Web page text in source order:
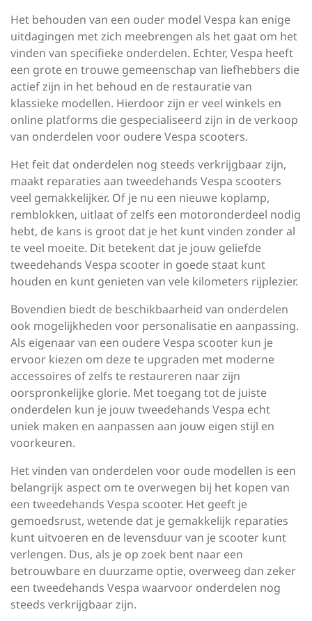
Het behouden van een ouder model Vespa kan enige
uitdagingen met zich meebrengen als het gaat om het
vinden van specifieke onderdelen. Echter, Vespa heeft
een grote en trouwe gemeenschap van liefhebbers die
actief zijn in het behoud en de restauratie van
klassieke modellen. Hierdoor zijn er veel winkels en
online platforms die gespecialiseerd zijn in de verkoop
van onderdelen voor oudere Vespa scooters.
Het feit dat onderdelen nog steeds verkrijgbaar zijn,
maakt reparaties aan tweedehands Vespa scooters
veel gemakkelijker. Of je nu een nieuwe koplamp,
remblokken, uitlaat of zelfs een motoronderdeel nodig
hebt, de kans is groot dat je het kunt vinden zonder al
te veel moeite. Dit betekent dat je jouw geliefde
tweedehands Vespa scooter in goede staat kunt
houden en kunt genieten van vele kilometers rijplezier.
Bovendien biedt de beschikbaarheid van onderdelen
ook mogelijkheden voor personalisatie en aanpassing.
Als eigenaar van een oudere Vespa scooter kun je
ervoor kiezen om deze te upgraden met moderne
accessoires of zelfs te restaureren naar zijn
oorspronkelijke glorie. Met toegang tot de juiste
onderdelen kun je jouw tweedehands Vespa echt
uniek maken en aanpassen aan jouw eigen stijl en
voorkeuren.
Het vinden van onderdelen voor oude modellen is een
belangrijk aspect om te overwegen bij het kopen van
een tweedehands Vespa scooter. Het geeft je
gemoedsrust, wetende dat je gemakkelijk reparaties
kunt uitvoeren en de levensduur van je scooter kunt
verlengen. Dus, als je op zoek bent naar een
betrouwbare en duurzame optie, overweeg dan zeker
een tweedehands Vespa waarvoor onderdelen nog
steeds verkrijgbaar zijn.